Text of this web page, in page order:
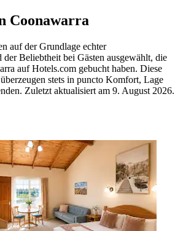
Coonawarra
auf der Grundlage echter
der Beliebtheit bei Gästen ausgewählt, die
auf Hotels.com gebucht haben. Diese
stets in puncto Komfort, Lage
Zuletzt aktualisiert am 9. August 2026.